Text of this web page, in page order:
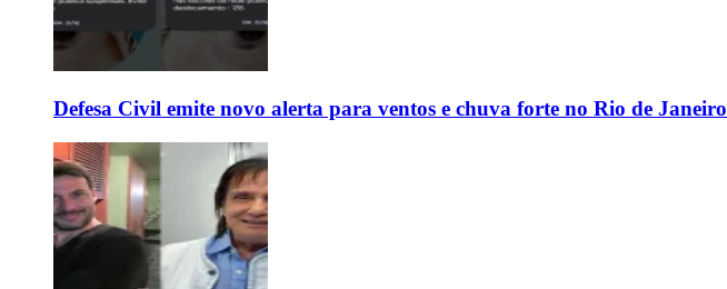
Defesa Civil emite novo alerta para ventos e chuva forte no Rio de Janeiro